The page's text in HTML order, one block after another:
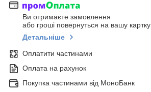
Ви отримаєте замовлення
або гроші повернуться на вашу картку
Детальніше
Оплатити частинами
Оплата на рахунок
Покупка частинами від МоноБанк